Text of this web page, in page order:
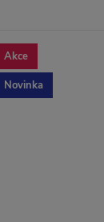
Akce
Novinka